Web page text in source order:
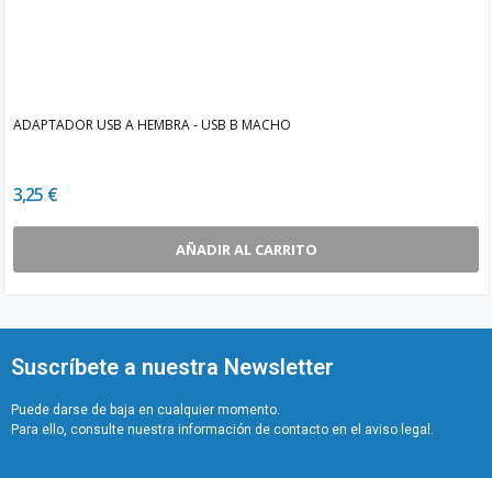
ADAPTADOR USB A HEMBRA - USB B MACHO
3,25 €
AÑADIR AL CARRITO
Suscríbete a nuestra Newsletter
Puede darse de baja en cualquier momento.
Para ello, consulte nuestra información de contacto en el aviso legal.